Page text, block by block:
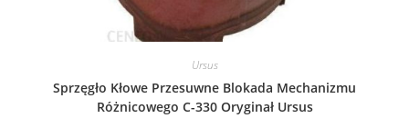
Ursus
Sprzęgło Kłowe Przesuwne Blokada Mechanizmu
Różnicowego C-330 Oryginał Ursus